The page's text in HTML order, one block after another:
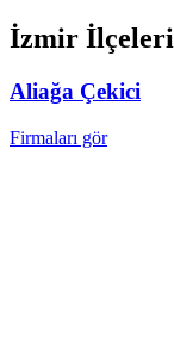
İzmir İlçeleri
Aliağa Çekici
Firmaları gör